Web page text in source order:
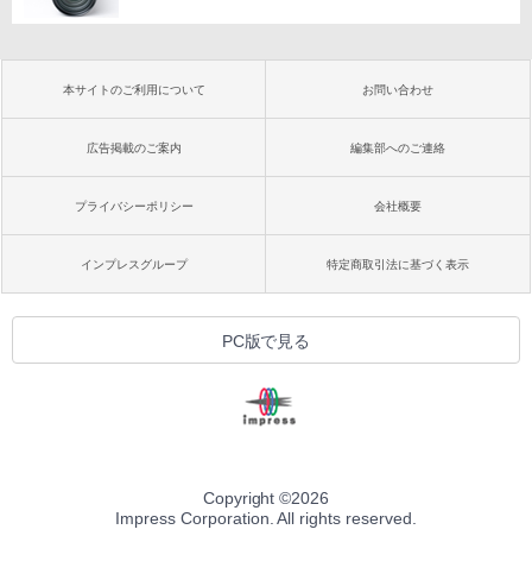
本サイトのご利用について お問い合わせ
広告掲載のご案内 編集部へのご連絡
プライバシーポリシー 会社概要
インプレスグループ 特定商取引法に基づく表示
PC版で見る
Copyright ©2026
Impress Corporation. All rights reserved.